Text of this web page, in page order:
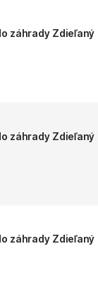
záhrady Zdieľaný
záhrady Zdieľaný
záhrady Zdieľaný